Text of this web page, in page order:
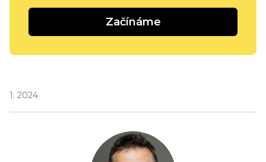
Začínáme
1. 2024